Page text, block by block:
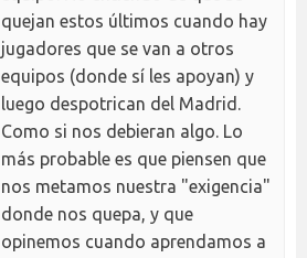
quejan estos últimos cuando hay
jugadores que se van a otros
equipos (donde sí les apoyan) y
luego despotrican del Madrid.
Como si nos debieran algo. Lo
más probable es que piensen que
nos metamos nuestra "exigencia"
donde nos quepa, y que
opinemos cuando aprendamos a